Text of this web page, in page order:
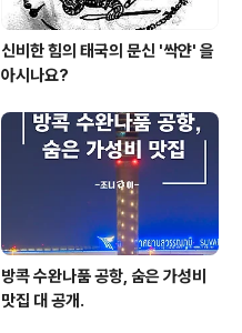
신비한 힘의 태국의 문신 '싹얀' 을
아시나요?
방콕 수완나품 공항, 숨은 가성비
맛집 대 공개.